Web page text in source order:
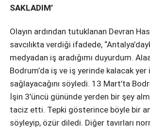
SAKLADIM’
Olayın ardından tutuklanan Devran
savcılıkta verdiği ifadede,
medyadan iş aradığımı duyurdum.
Bodrum’da iş ve iş yerinde kalacak yer
sağlayacağını söyledi. 13 Mart’ta
İşin 3’üncü gününde yerden bir şey
taciz etti. Tepki gösterince böyle bir
söyleyip, özür diledi. Diğer tavırları